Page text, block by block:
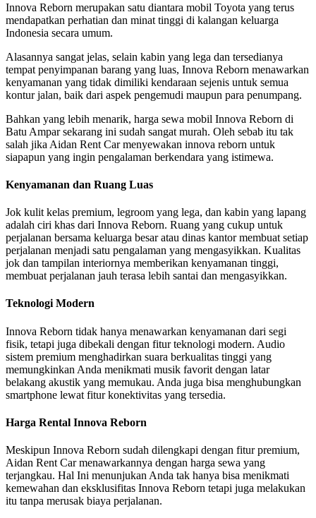
Innova Reborn merupakan satu diantara mobil Toyota yang terus
mendapatkan perhatian dan minat tinggi di kalangan keluarga
Indonesia secara umum.
Alasannya sangat jelas, selain kabin yang lega dan tersedianya
tempat penyimpanan barang yang luas, Innova Reborn menawarkan
kenyamanan yang tidak dimiliki kendaraan sejenis untuk semua
kontur jalan, baik dari aspek pengemudi maupun para penumpang.
Bahkan yang lebih menarik, harga sewa mobil Innova Reborn di
Batu Ampar sekarang ini sudah sangat murah. Oleh sebab itu tak
salah jika Aidan Rent Car menyewakan innova reborn untuk
siapapun yang ingin pengalaman berkendara yang istimewa.
Kenyamanan dan Ruang Luas
Jok kulit kelas premium, legroom yang lega, dan kabin yang lapang
adalah ciri khas dari Innova Reborn. Ruang yang cukup untuk
perjalanan bersama keluarga besar atau dinas kantor membuat setiap
perjalanan menjadi satu pengalaman yang mengasyikkan. Kualitas
jok dan tampilan interiornya memberikan kenyamanan tinggi,
membuat perjalanan jauh terasa lebih santai dan mengasyikkan.
Teknologi Modern
Innova Reborn tidak hanya menawarkan kenyamanan dari segi
fisik, tetapi juga dibekali dengan fitur teknologi modern. Audio
sistem premium menghadirkan suara berkualitas tinggi yang
memungkinkan Anda menikmati musik favorit dengan latar
belakang akustik yang memukau. Anda juga bisa menghubungkan
smartphone lewat fitur konektivitas yang tersedia.
Harga Rental Innova Reborn
Meskipun Innova Reborn sudah dilengkapi dengan fitur premium,
Aidan Rent Car menawarkannya dengan harga sewa yang
terjangkau. Hal Ini menunjukan Anda tak hanya bisa menikmati
kemewahan dan eksklusifitas Innova Reborn tetapi juga melakukan
itu tanpa merusak biaya perjalanan.